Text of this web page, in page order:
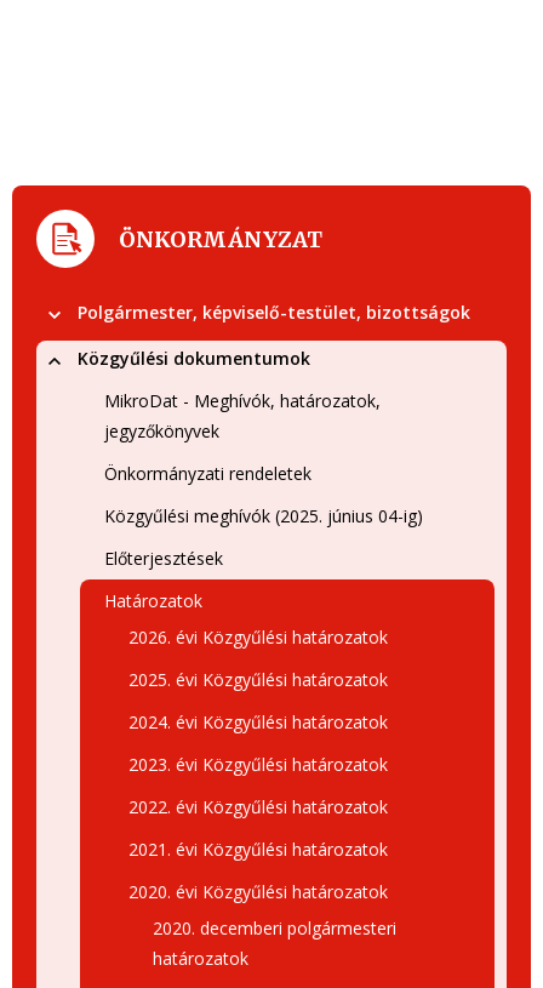
ÖNKORMÁNYZAT
Polgármester, képviselő-testület, bizottságok
Közgyűlési dokumentumok
MikroDat - Meghívók, határozatok,
jegyzőkönyvek
Önkormányzati rendeletek
Közgyűlési meghívók (2025. június 04-ig)
Előterjesztések
Határozatok
2026. évi Közgyűlési határozatok
2025. évi Közgyűlési határozatok
2024. évi Közgyűlési határozatok
2023. évi Közgyűlési határozatok
2022. évi Közgyűlési határozatok
2021. évi Közgyűlési határozatok
2020. évi Közgyűlési határozatok
2020. decemberi polgármesteri
határozatok